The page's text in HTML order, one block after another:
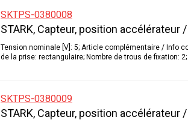
SKTPS-0380008
STARK, Capteur, position accélérateur
Tension nominale [V]: 5; Article complémentaire / Info
de la prise: rectangulaire; Nombre de trous de fixation: 2;
SKTPS-0380009
STARK, Capteur, position accélérateur